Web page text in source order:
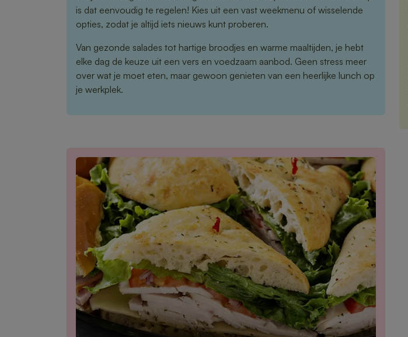
is dat eenvoudig te regelen! Kies uit een vast weekmenu of wisselende
opties, zodat je altijd iets nieuws kunt proberen.
Van gezonde salades tot hartige broodjes en warme maaltijden, je hebt
elke dag de keuze uit een vers en voedzaam aanbod. Geen stress meer
over wat je moet eten, maar gewoon genieten van een heerlijke lunch op
je werkplek.